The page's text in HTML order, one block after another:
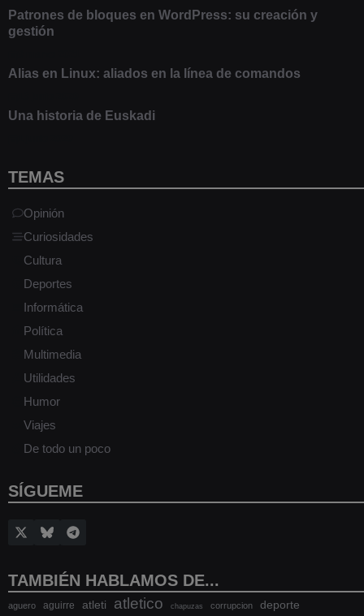
Patrones de bloques en WordPress: su creación y
gestión
Alias en Linux: aliados en la línea de comandos
Una historia de Euskadi
TEMAS
Opinión
Curiosidades
Cultura
Deportes
Informática
Política
Multimedia
Utilidades
Humor
Viajes
De todo un poco
SÍGUEME
TAMBIÉN HABLAMOS DE...
aguero aguirre atleti atletico chapuzas corrupcion deporte